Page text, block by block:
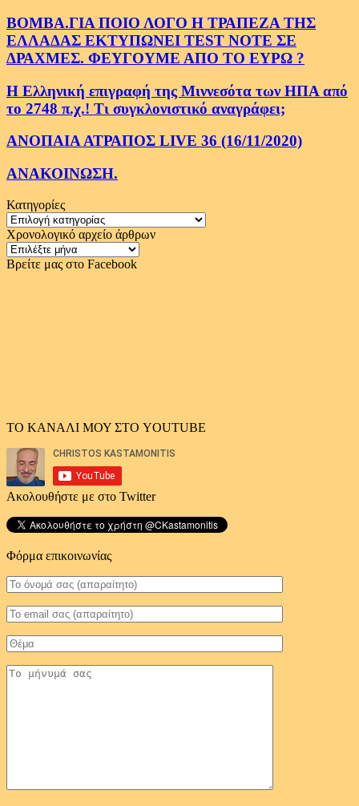
ΒΟΜΒΑ.ΓΙΑ ΠΟΙΟ ΛΟΓΟ Η ΤΡΑΠΕΖΑ ΤΗΣ
ΕΛΛΑΔΑΣ ΕΚΤΥΠΩΝΕΙ TEST NOTE ΣΕ
ΔΡΑΧΜΕΣ. ΦΕΥΓΟΥΜΕ ΑΠΟ ΤΟ ΕΥΡΩ ?
Η Ελληνική επιγραφή της Μιννεσότα των ΗΠΑ από
το 2748 π.χ.! Τι συγκλονιστικό αναγράφει;
ΑΝΟΠΑΙΑ ΑΤΡΑΠΟΣ LIVE 36 (16/11/2020)
ΑΝΑΚΟΙΝΩΣΗ.
Κατηγορίες
Κατηγορίες
Χρονολογικό αρχείο άρθρων
Χρονολογικό
αρχείο
Βρείτε μας στο Facebook
ΤΟ ΚΑΝΑΛΙ ΜΟΥ ΣΤΟ YOUTUBE
Ακολουθήστε με στο Twitter
Φόρμα επικοινωνίας